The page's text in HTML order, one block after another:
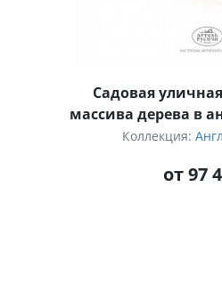
Садовая
массива дерева в
Коллекция:
от 97